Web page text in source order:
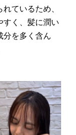
ているため、
すく、髪に潤い
分を多く含ん